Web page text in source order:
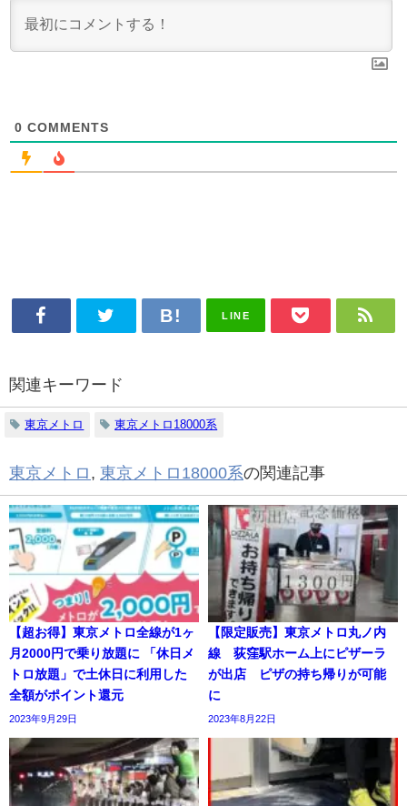
0 COMMENTS
LINE
関連キーワード
東京メトロ 東京メトロ18000系
東京メトロ , 東京メトロ18000系の関連記事
【超お得】東京メトロ全線が1ヶ
月2000円で乗り放題に 「休日メ
トロ放題」で土休日に利用した
全額がポイント還元
2023年9月29日
【限定販売】東京メトロ丸ノ内
線 荻窪駅ホーム上にピザーラ
が出店 ピザの持ち帰りが可能
に
2023年8月22日